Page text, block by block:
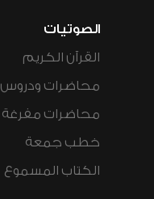
الصوتيات
القرآن الكريم
محاضرات ودروس
محاضرات مفرغة
خطب جمعة
الكتاب المسموع